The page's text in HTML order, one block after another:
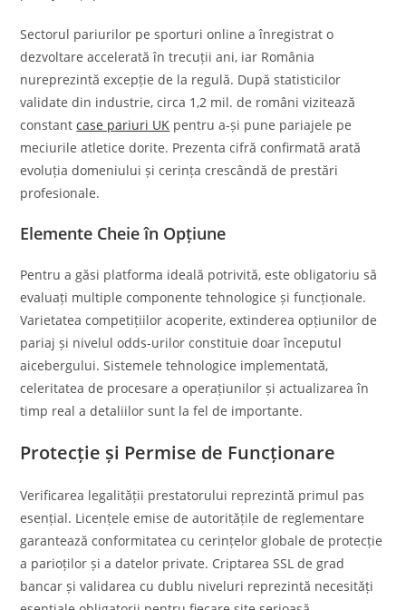
Sectorul pariurilor pe sporturi online a înregistrat o
dezvoltare accelerată în trecuții ani, iar România
nureprezintă excepție de la regulă. După statisticilor
validate din industrie, circa 1,2 mil. de români vizitează
constantcase pariuri UK pentru a-și pune pariajele pe
meciurile atletice dorite. Prezenta cifră confirmată arată
evoluția domeniului și cerința crescândă de prestări
profesionale.
Elemente Cheie în Opțiune
Pentru a găsi platforma ideală potrivită, este obligatoriu să
evaluați multiple componente tehnologice și funcționale.
Varietatea competițiilor acoperite, extinderea opțiunilor de
pariaj și nivelul odds-urilor constituie doar începutul
aicebergului. Sistemele tehnologice implementată,
celeritatea de procesare a operațiunilor și actualizarea în
timp real a detaliilor sunt la fel de importante.
Protecție și Permise de Funcționare
Verificarea legalității prestatorului reprezintă primul pas
esențial. Licențele emise de autoritățile de reglementare
garantează conformitatea cu cerințelor globale de protecție
a parioților și a datelor private. Criptarea SSL de grad
bancar și validarea cu dublu niveluri reprezintă necesități